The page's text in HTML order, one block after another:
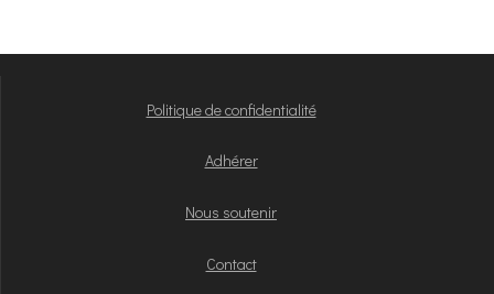
Politique de confidentialité
Adhérer
Nous soutenir
Contact